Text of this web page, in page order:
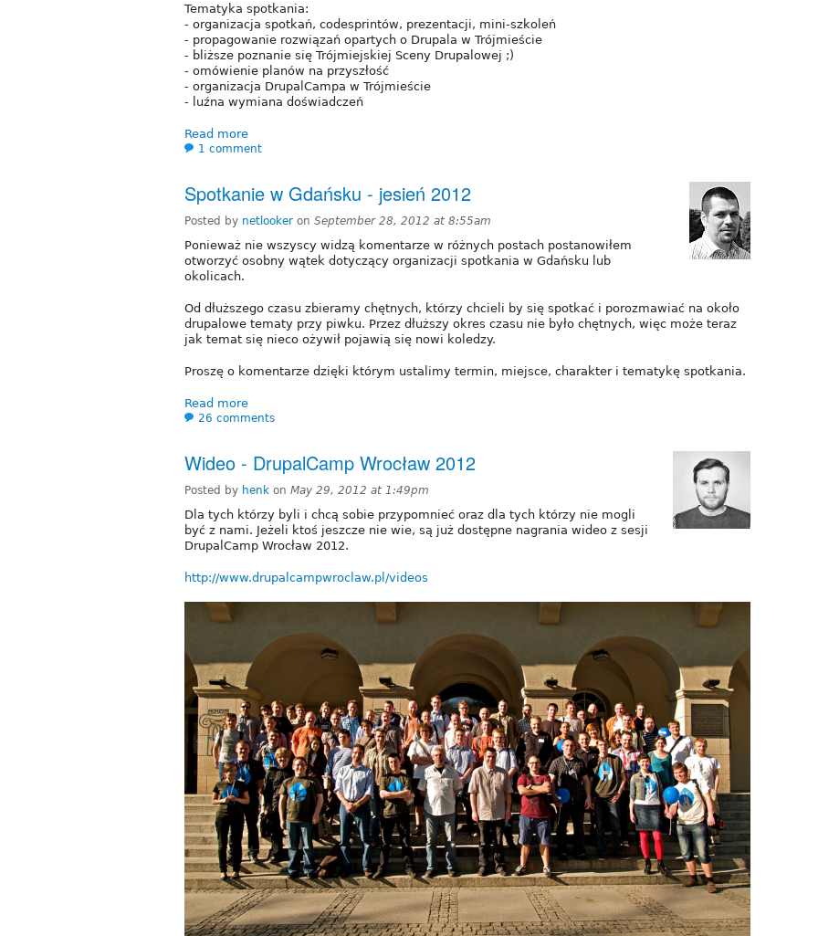
Tematyka spotkania:
- organizacja spotkań, codesprintów, prezentacji, mini-szkoleń
- propagowanie rozwiązań opartych o Drupala w Trójmieście
- bliższe poznanie się Trójmiejskiej Sceny Drupalowej ;)
- omówienie planów na przyszłość
- organizacja DrupalCampa w Trójmieście
- luźna wymiana doświadczeń
Read more
1 comment
Spotkanie w Gdańsku - jesień 2012
Posted by netlooker on September 28, 2012 at 8:55am
Ponieważ nie wszyscy widzą komentarze w różnych postach postanowiłem
otworzyć osobny wątek dotyczący organizacji spotkania w Gdańsku lub
okolicach.
Od dłuższego czasu zbieramy chętnych, którzy chcieli by się spotkać i porozmawiać na około
drupalowe tematy przy piwku. Przez dłuższy okres czasu nie było chętnych, więc może teraz
jak temat się nieco ożywił pojawią się nowi koledzy.
Proszę o komentarze dzięki którym ustalimy termin, miejsce, charakter i tematykę spotkania.
Read more
26 comments
Wideo - DrupalCamp Wrocław 2012
Posted by henk on May 29, 2012 at 1:49pm
Dla tych którzy byli i chcą sobie przypomnieć oraz dla tych którzy nie mogli
być z nami. Jeżeli ktoś jeszcze nie wie, są już dostępne nagrania wideo z sesji
DrupalCamp Wrocław 2012.
http://www.drupalcampwroclaw.pl/videos